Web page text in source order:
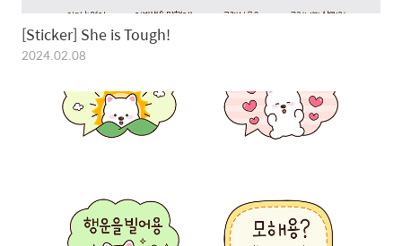
[Sticker] She is Tough!
2024.02.08